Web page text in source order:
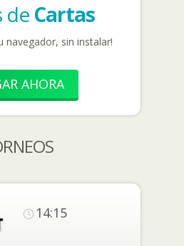
de Cartas
navegador, sin instalar!
AHORA
14:15